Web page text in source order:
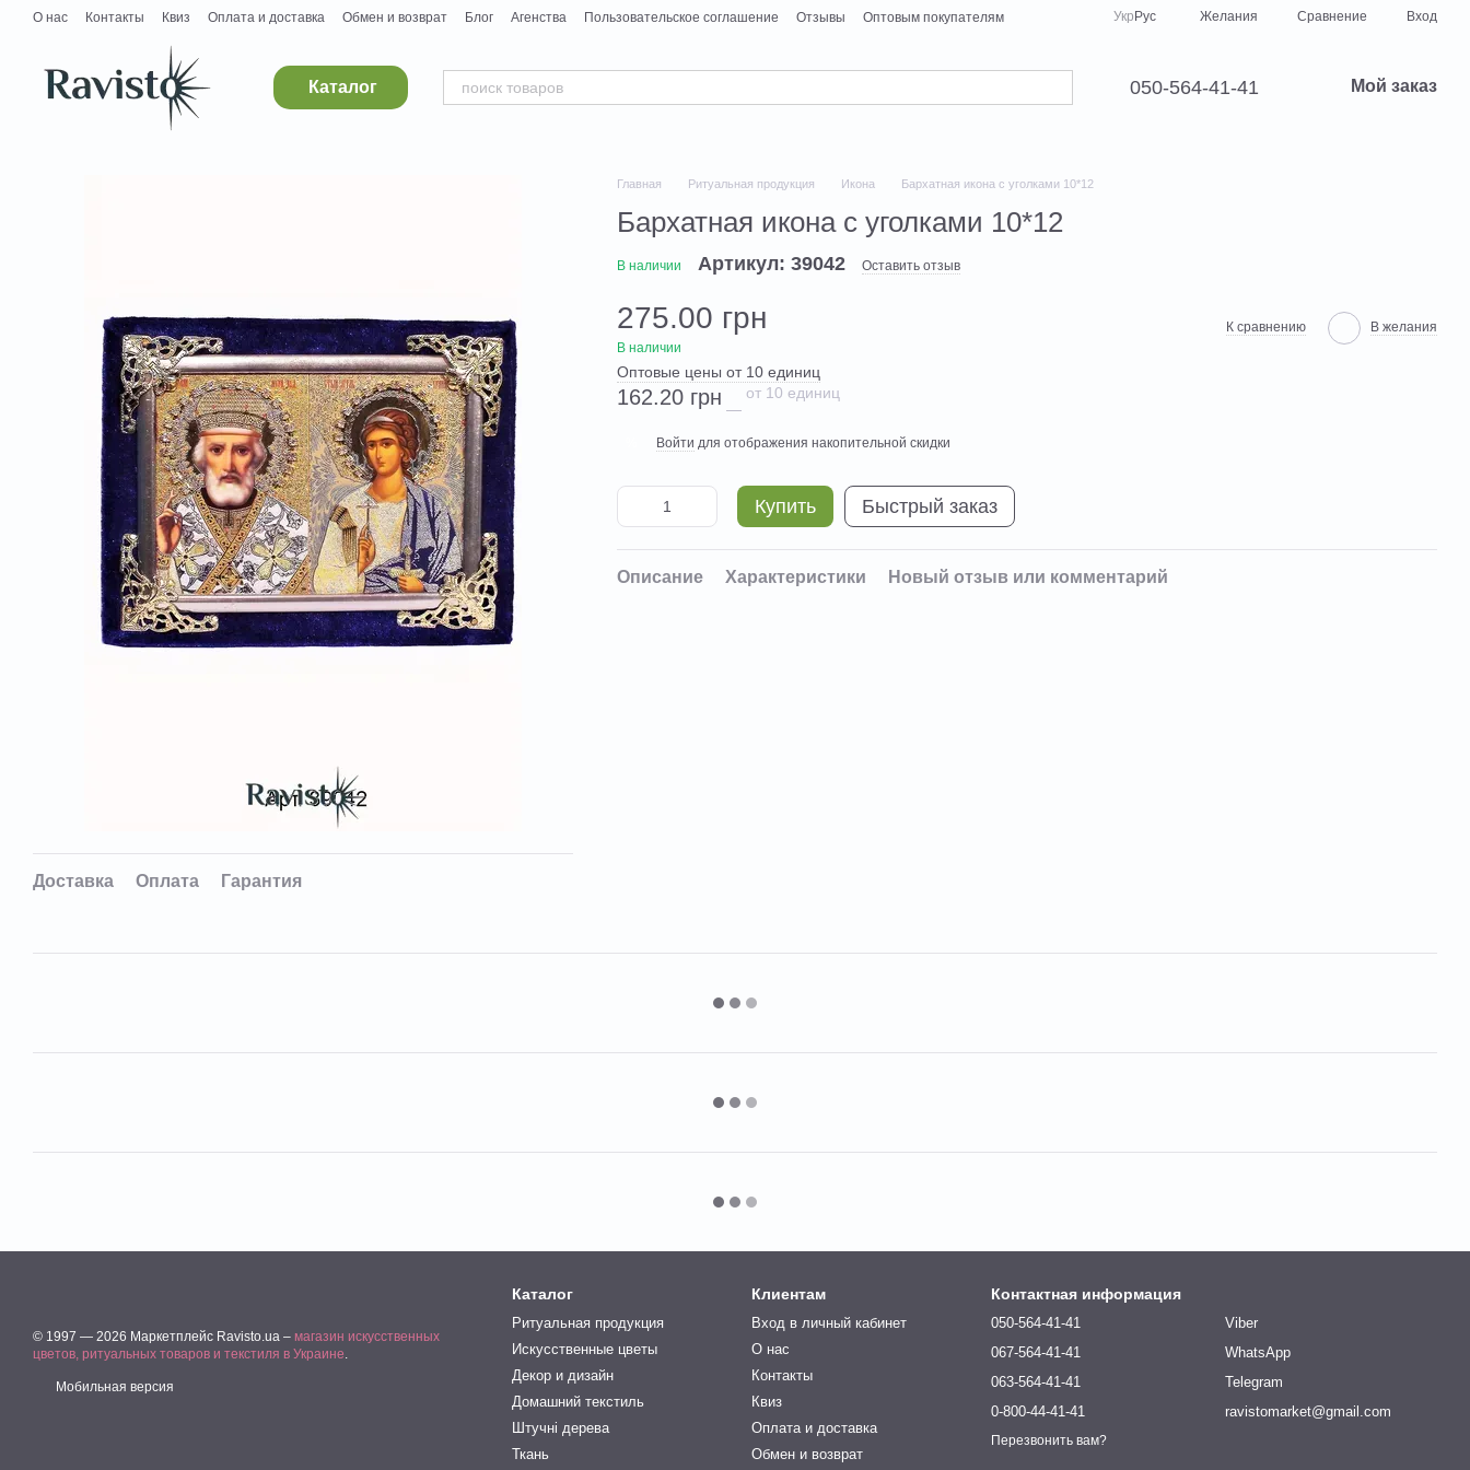
Перейти к основному контенту
О нас Контакты Квиз Оплата и доставка Обмен и возврат Блог Агенства Пользовательское соглашение Отзывы
Оптовым покупателям
Укр Рус Желания Сравнение Вход
Каталог 050-564-41-41 Мой заказ
Доставка Оплата Гарантия
Главная Ритуальная продукция Икона Бархатная икона с уголками 10*12
Бархатная икона с уголками 10*12
В наличии Артикул: 39042 Оставить отзыв
275.00 грн
В наличии
К сравнению В желания
Оптовые цены от 10 единиц
162.20 грн от 10 единиц
Войти для отображения накопительной скидки
Купить Быстрый заказ
Описание Характеристики Новый отзыв или комментарий
© 1997 — 2026 Маркетплейс Ravisto.ua – магазин искусственных
цветов, ритуальных товаров и текстиля в Украине.
Мобильная версия
Каталог
Ритуальная продукция
Искусственные цветы
Декор и дизайн
Домашний текстиль
Штучні дерева
Ткань
Клиентам
Вход в личный кабинет
О нас
Контакты
Квиз
Оплата и доставка
Обмен и возврат
Контактная информация
050-564-41-41
067-564-41-41
063-564-41-41
0-800-44-41-41
Перезвонить вам?
Viber
WhatsApp
Telegram
ravistomarket@gmail.com